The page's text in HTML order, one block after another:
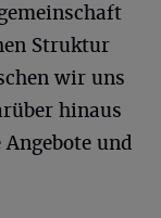
Struktur
wir uns
hinaus
und